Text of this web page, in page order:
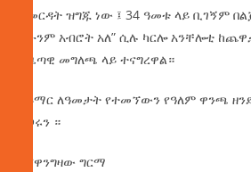
ለመርዳት ዝግጁ ነው ፤ 34 ዓመቱ ላይ ቢገኝም
አሁንም አብሮት አለ” ሲሉ ካርሎ አንቸሎቲ
ጋዜጣዊ መግለጫ ላይ ተናግረዋል።
ኔይማር ለዓመታት የተመኘውን የዓለም ዋንጫ
አጋሩን ።
በሸዋንግዛው ግርማ